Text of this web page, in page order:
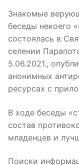
Знакомые
беседы некоего
состоялась в
селении
5.06.2021.,
анонимных
ресурсах с
В ходе беседы
состав
младенцев и
Поиски